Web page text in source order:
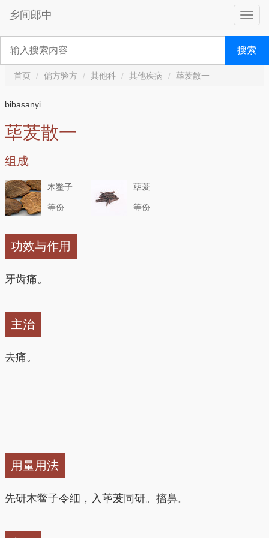
乡间郎中
搜索
首页 偏方验方 其他科 其他疾病 荜茇散一
bibasanyi
荜茇散一
组成
木鳖子
等份
荜茇
等份
功效与作用
牙齿痛。
主治
去痛。
用量用法
先研木鳖子令细，入荜茇同研。搐鼻。